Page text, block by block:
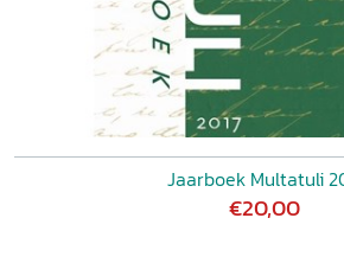
Jaarboek Multatuli
€20,00